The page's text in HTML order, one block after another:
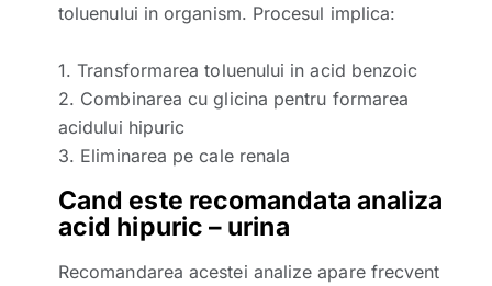
toluenului in organism. Procesul implica:
1. Transformarea toluenului in acid benzoic
2. Combinarea cu glicina pentru formarea
acidului hipuric
3. Eliminarea pe cale renala
Cand este recomandata analiza
acid hipuric – urina
Recomandarea acestei analize apare frecvent